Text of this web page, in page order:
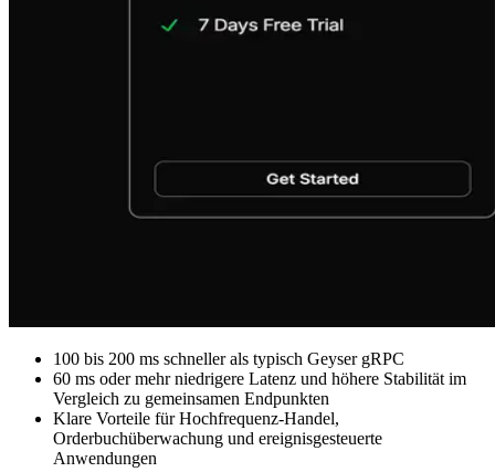
100 bis 200 ms schneller als typisch Geyser gRPC
60 ms oder mehr niedrigere Latenz und höhere Stabilität im
Vergleich zu gemeinsamen Endpunkten
Klare Vorteile für Hochfrequenz-Handel,
Orderbuchüberwachung und ereignisgesteuerte
Anwendungen